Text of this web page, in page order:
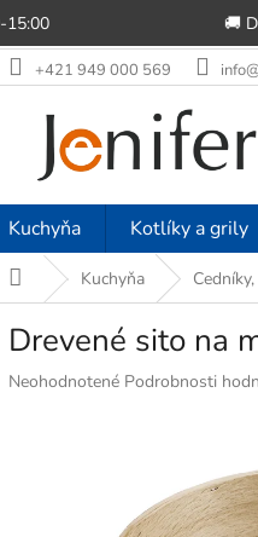
15:00 🚚
+421 949 000 569
Kuchyňa Kotlíky a grily
DomovKuchyňa
Drevené sito na
Priemerné
Neohodnotené Podrobnosti